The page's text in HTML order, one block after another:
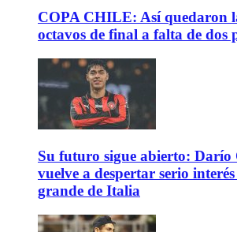
COPA CHILE: Así quedaron
octavos de final a falta de dos
Su futuro sigue abierto: Darío
vuelve a despertar serio
grande de Italia